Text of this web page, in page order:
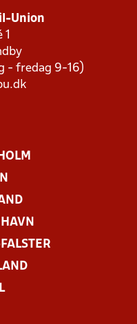
Union
1
- fredag 9-16)